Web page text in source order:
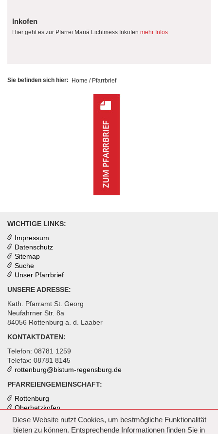
Diese Website nutzt Cookies, um bestmögliche Funktionalität
bieten zu können. Entsprechende Informationen finden Sie in
Inkofen
Hier geht es zur Pfarrei Mariä Lichtmess Inkofen mehr Infos
Sie befinden sich hier: Home / Pfarrbrief
WICHTIGE LINKS:
Impressum
Datenschutz
Sitemap
Suche
Unser Pfarrbrief
UNSERE ADRESSE:
Kath. Pfarramt St. Georg
Neufahrner Str. 8a
84056 Rottenburg a. d. Laaber
KONTAKTDATEN:
Telefon: 08781 1259
Telefax: 08781 8145
rottenburg@ bistum-regensburg.de
PFARREIENGEMEINSCHAFT:
Rottenburg
Oberhatzkofen
Inkofen